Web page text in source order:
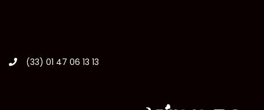
(33) 01 47 06 13 13